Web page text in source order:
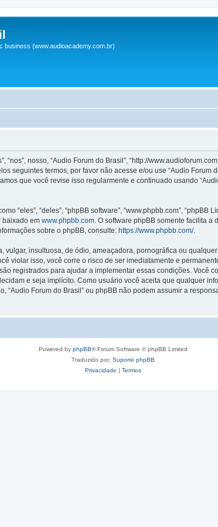
business (www.audioacademy.com.br)
“nos”, nosso, “Audio Forum do Brasil”, “http://
seguintes termos, por favor não acesse e/ou use “Audio Forum
que você revise isso regularmente e continuado usando
“eles”, “deles”, “phpBB software”, “www.phpbb.com”, “phpBB
baixado em www.phpbb.com. O software phpBB somente facilita
sobre o phpBB, consulte: https://www.phpbb.com/.
insultuosa, de ódio, ameaçadora, pornográfica ou
violar isso, você corre o risco de ser imediatamente e
registrados para ajudar a implementar essas condições. Você
e seja implícito. Como usuário você aceita que qualquer
“Audio Forum do Brasil” ou phpBB não podem assumir a
Powered by phpBB® Forum Software © phpBB Limited
Traduzido por: Suporte phpBB
Privacidade | Termos